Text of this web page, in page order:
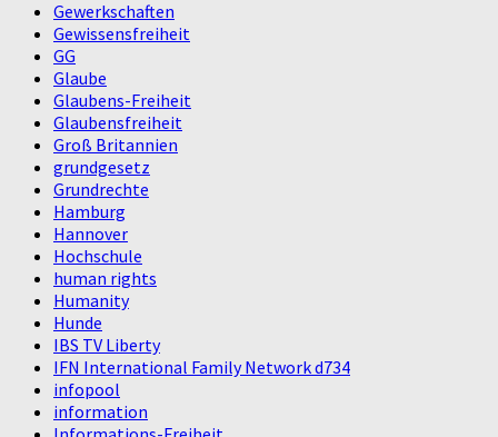
Gewerkschaften
Gewissensfreiheit
GG
Glaube
Glaubens-Freiheit
Glaubensfreiheit
Groß Britannien
grundgesetz
Grundrechte
Hamburg
Hannover
Hochschule
human rights
Humanity
Hunde
IBS TV Liberty
IFN International Family Network d734
infopool
information